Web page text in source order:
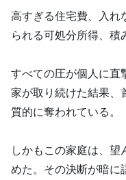
高すぎる住宅費、入れ
られる可処分所得、積
すべての圧が個人に直
家が取り続けた結果、
質的に奪われている。
しかもこの家庭は、
めた。その決断が暗に